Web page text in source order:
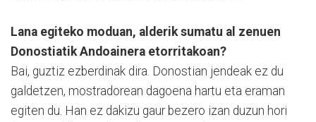
Lana egiteko moduan, alderik sumatu al zenuen
Donostiatik Andoainera etorritakoan?
Bai, guztiz ezberdinak dira. Donostian jendeak ez du
galdetzen, mostradorean dagoena hartu eta eraman
egiten du. Han ez dakizu gaur bezero izan duzun hori